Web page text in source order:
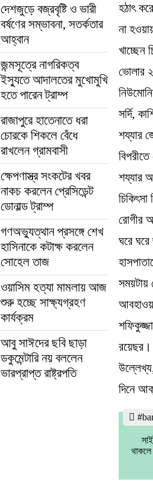
দেশজুড়ে বজ্রবৃষ্টি ও ভারী
বর্ষণের সম্ভাবনা, সতর্কতার
আহ্বান
জন্মসূত্রে নাগরিকত্ব
ইস্যুতে আদালতের মুখোমুখি
হতে পারেন ট্রাম্প
রাজাপুরে হাতেনাতে ধরা
চোরকে শিকলে বেঁধে
রাখলেন গ্রামবাসী
ক্ষেপণাস্ত্র সংকটের খবর
নাকচ করলেন প্রেসিডেন্ট
ডোনাল্ড ট্রাম্প
গণঅভ্যুত্থান প্রসঙ্গে শেখ
হাসিনাকে কটাক্ষ করলেন
সোহেল তাজ
ওয়াসিম হত্যা মামলায় আজ
শুরু হচ্ছে সাক্ষ্যগ্রহণ
কার্যক্রম
আবু সাঈদের ছবি ছাড়া
ডকুমেন্টারি নয় বললেন
ভারপ্রাপ্ত রাষ্ট্রপতি
হঠাৎ
না
খাচ্ছেন
ভোলার
সর্দি,
শয্যার
শয্যার
রোগীর
ঘরে
সময়টায়
রয়েছর।
দিনে